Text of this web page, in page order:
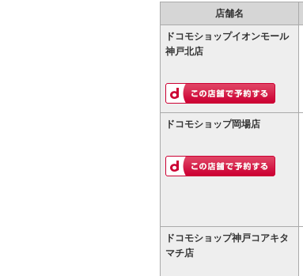
店舗名
ドコモショップイオンモール
神戸北店
ドコモショップ岡場店
ドコモショップ神戸コアキタ
マチ店